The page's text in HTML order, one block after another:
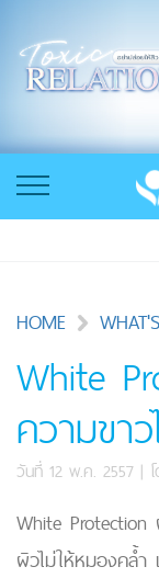
HOME
White
ความขา
วันที่ 12 พ.ค. 2557 |
White
ผิวไม่ให้หมองคล้ำ